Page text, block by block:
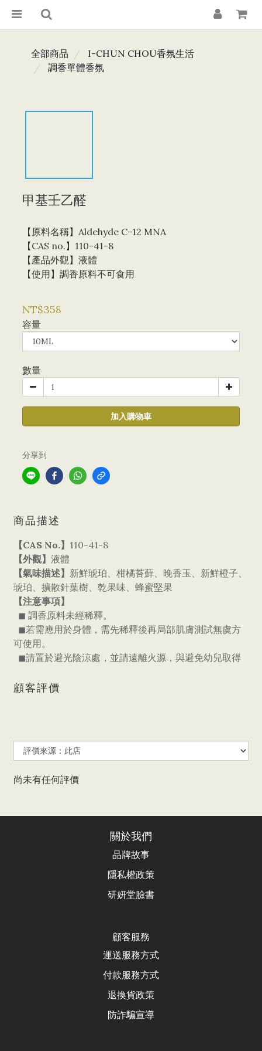
全部商品
I-CHUN CHOU香氛生活
調香單體香氛
甲基壬乙醛
【原料名稱】Aldehyde C-12 MNA
【CAS no.】110-41-8
【產品外觀】液體
【使用】調香原料不可食用
NT$358
容量
數量
加入購物車
分享到
商品描述
【CAS No.】 110-41-8
【外觀】 液體
【氣味描述】 新鮮琥珀、柑橘苔蘚、晚香玉、新鮮橙子、
琥珀、擴散針葉樹、乾果味、蜂蜜堅果
【注意事項】
◼ 調香原料未經稀釋。
◼若需應用於身體，需先稀釋後再局部肌膚測試無虞方
可使用。
◼請置於避光陰涼處，並請遠離火源，與避免幼兒取得
顧客評價
尚未有任何評價
關於我們
品牌故事
隱私權政策
研妍堂臉書
顧客服務
運送服務方式
付款服務方式
退換貨政策
防詐騙宣導